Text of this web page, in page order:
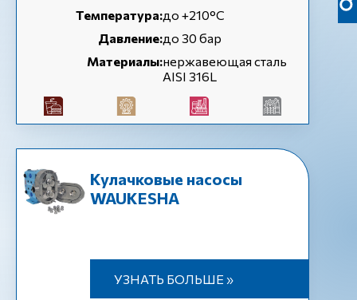
Температура:до +210°C
Давление:до 30 бар
Материалы:нержавеющая сталь
AISI 316L
Кулачковые насосы
WAUKESHA
УЗНАТЬ БОЛЬШЕ »